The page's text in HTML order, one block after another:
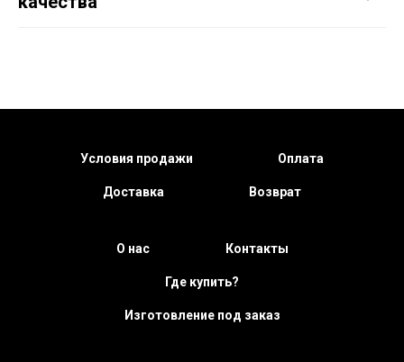
Условия продажи Оплата
Доставка Возврат
О нас Контакты
Где купить?
Изготовление под заказ